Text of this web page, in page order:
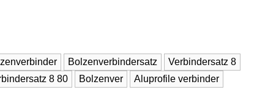
Bolzenverbindersatz
Verbindersatz 8
8 80 Bolzenver Aluprofile verbinder